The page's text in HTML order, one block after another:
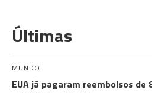
Últimas
MUNDO
EUA já pagaram reembolsos de